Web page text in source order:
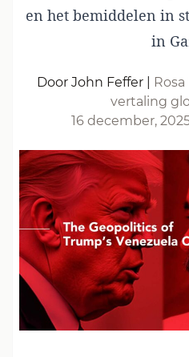
en het bemiddelen in
in
Door John Feffer|
vertaling
16 december,